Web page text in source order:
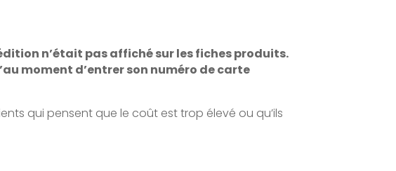
n’était pas affiché sur les fiches produits.
moment d’entrer son numéro de carte
qui pensent que le coût est trop élevé ou qu’ils